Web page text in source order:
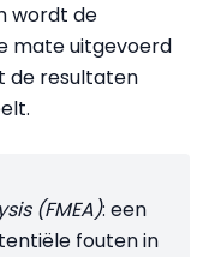
wordt de
mate uitgevoerd
de resultaten
(FMEA): een
fouten in